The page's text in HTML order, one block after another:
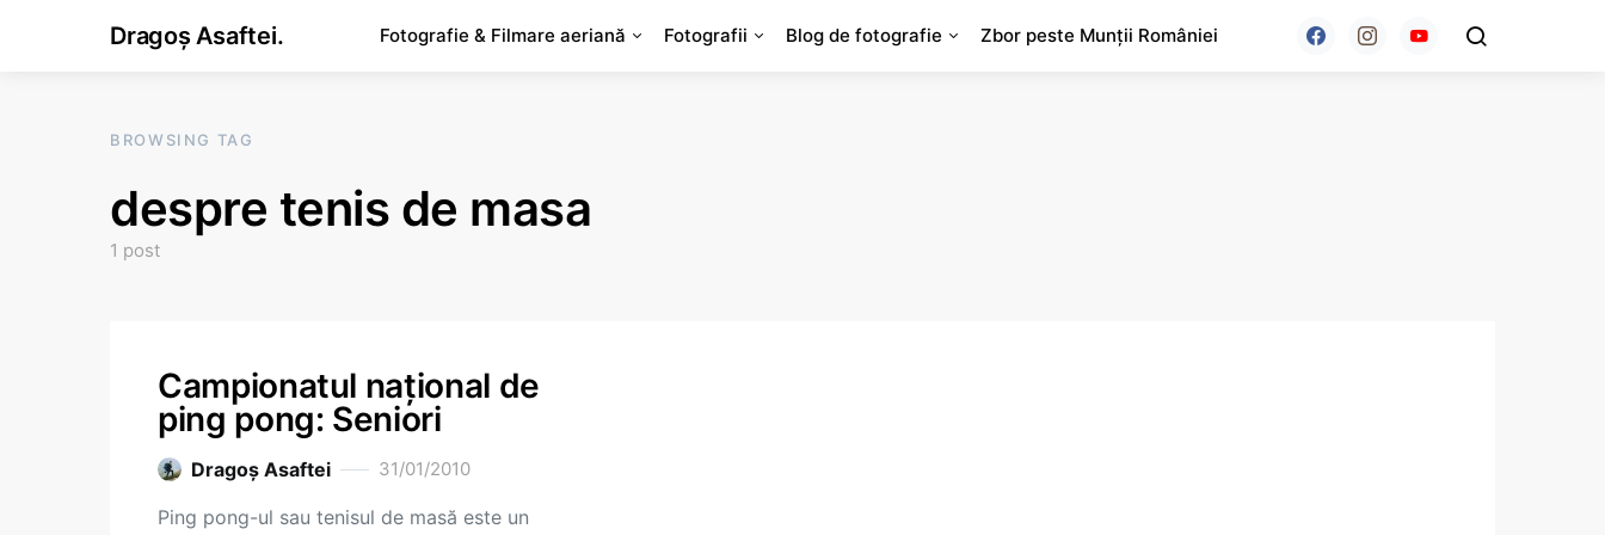
Dragoș Asaftei. Fotografie & Filmare aeriană Fotografii Blog de fotografie Zbor peste Munții României
BROWSING TAG
despre tenis de masa
1 post
Campionatul naţional de
ping pong: Seniori
Dragoş Asaftei 31/01/2010
Ping pong-ul sau tenisul de masă este un